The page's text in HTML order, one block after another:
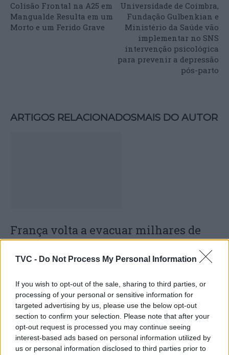
TVC - Do Not Process My Personal Information
If you wish to opt-out of the sale, sharing to third parties, or
processing of your personal or sensitive information for
targeted advertising by us, please use the below opt-out
section to confirm your selection. Please note that after your
opt-out request is processed you may continue seeing
interest-based ads based on personal information utilized by
us or personal information disclosed to third parties prior to
Colisão Frontal na A25 em
Mangualde Resulta em um
Morto e um Ferido Grave
Universidade de Coimbra,
Fundação Gulbenkian e
Ministério da Saúde vão
implementar no SNS
intervenção psicológica
para prevenir a depressão
pós-parto
ARTIGOS RELACIONADOSMAIS DO AUTOR
França volta a evacuar milhares de
dimensões na Gironda